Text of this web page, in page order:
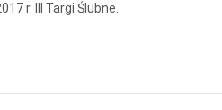
r. III Targi Ślubne.